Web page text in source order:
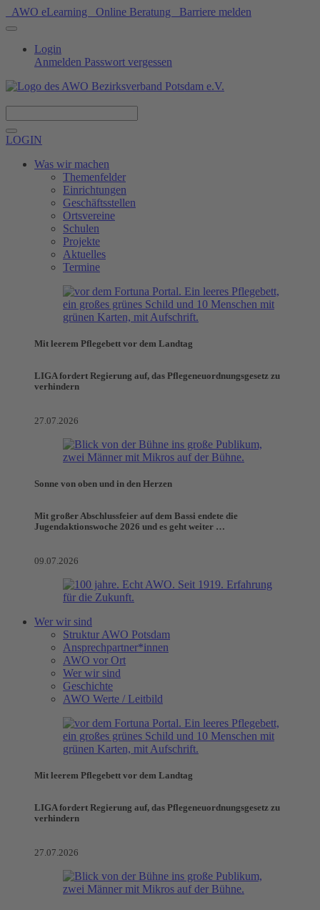
AWO eLearning Online Beratung Barriere melden
Login
Anmelden Passwort vergessen
LOGIN
Was wir machen
Themenfelder
Einrichtungen
Geschäftsstellen
Ortsvereine
Schulen
Projekte
Aktuelles
Termine
Mit leerem Pflegebett vor dem Landtag
LIGA fordert Regierung auf, das Pflegeneuordnungsgesetz zu
verhindern
27.07.2026
Sonne von oben und in den Herzen
Mit großer Abschlussfeier auf dem Bassi endete die
Jugendaktionswoche 2026 und es geht weiter …
09.07.2026
Wer wir sind
Struktur AWO Potsdam
Ansprechpartner*innen
AWO vor Ort
Wer wir sind
Geschichte
AWO Werte / Leitbild
Mit leerem Pflegebett vor dem Landtag
LIGA fordert Regierung auf, das Pflegeneuordnungsgesetz zu
verhindern
27.07.2026